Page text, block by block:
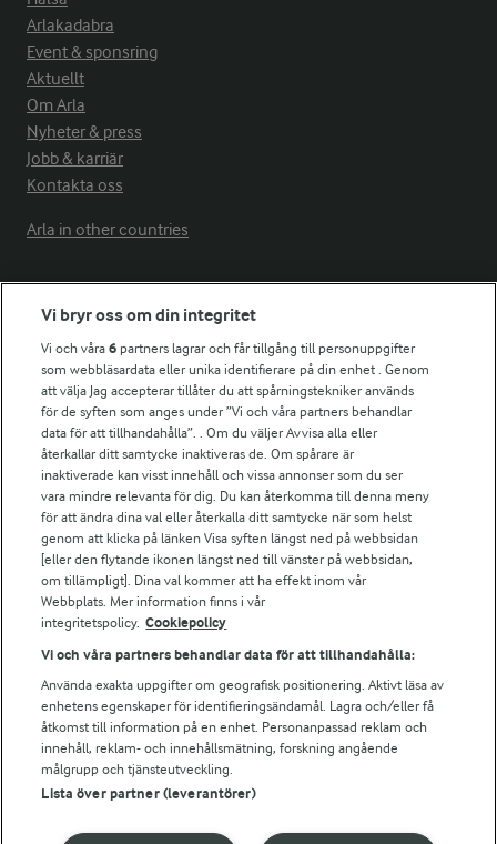
Arlakadabra
Event & sponsring
Aktuellt
Om Arla
Nyheter & press
Jobb & karriär
Kontakta oss
Arla in other countries
Fler Arlasajter
För ägare
Arlas kundportal
Arla.com
Falbygdens Ost
Arla webbshop
Bildbank
Följ oss
© 2026 Arla Foods
Vi bryr oss om din integritet
Vi och våra6 partners lagrar och får tillgång till personuppgifter
som webbläsardata eller unika identifierare på din enhet . Genom
att välja Jag accepterar tillåter du att spårningstekniker används
för de syften som anges under ”Vi och våra partners behandlar
data för att tillhandahålla”. . Om du väljer Avvisa alla eller
återkallar ditt samtycke inaktiveras de. Om spårare är
inaktiverade kan visst innehåll och vissa annonser som du ser
vara mindre relevanta för dig. Du kan återkomma till denna meny
för att ändra dina val eller återkalla ditt samtycke när som helst
genom att klicka på länken Visa syften längst ned på webbsidan
[eller den flytande ikonen längst ned till vänster på webbsidan,
om tillämpligt]. Dina val kommer att ha effekt inom vår
Webbplats. Mer information finns i vår
integritetspolicy. Cookiepolicy
Vi och våra partners behandlar data för att tillhandahålla:
Använda exakta uppgifter om geografisk positionering. Aktivt läsa av
enhetens egenskaper för identifieringsändamål. Lagra och/eller få
åtkomst till information på en enhet. Personanpassad reklam och
innehåll, reklam- och innehållsmätning, forskning angående
målgrupp och tjänsteutveckling.
Lista över partner (leverantörer)